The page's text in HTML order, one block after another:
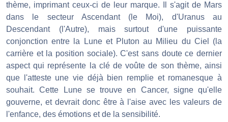
thème, imprimant ceux-ci de leur marque. Il s'agit de Mars
dans le secteur Ascendant (le Moi), d'Uranus au
Descendant (l'Autre), mais surtout d'une puissante
conjonction entre la Lune et Pluton au Milieu du Ciel (la
carrière et la position sociale). C'est sans doute ce dernier
aspect qui représente la clé de voûte de son thème, ainsi
que l'atteste une vie déjà bien remplie et romanesque à
souhait. Cette Lune se trouve en Cancer, signe qu'elle
gouverne, et devrait donc être à l'aise avec les valeurs de
l'enfance, des émotions et de la sensibilité.